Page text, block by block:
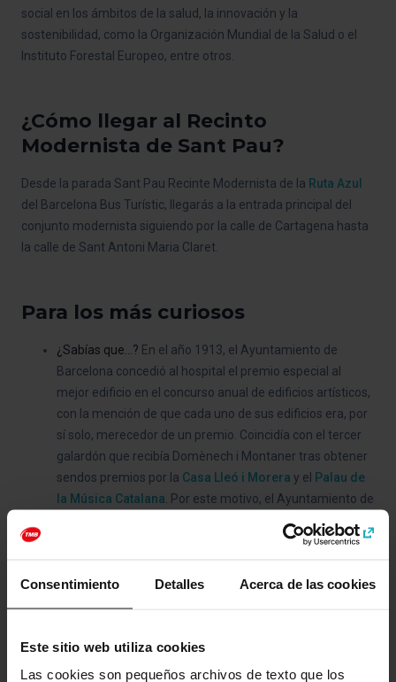
Consentimiento Detalles Acerca de las cookies
Este sitio web utiliza cookies
Las cookies son pequeños archivos de texto que los
social en los ámbitos de la salud, la innovación y la
sostenibilidad, como la Organización Mundial de la Salud o el
Instituto Forestal Europeo, entre otros.
¿Cómo llegar al Recinto
Modernista de Sant Pau?
Desde la parada Sant Pau Recinte Modernista de la Ruta Azul
del Barcelona Bus Turístic, llegarás a la entrada principal del
conjunto modernista siguiendo por la calle de Cartagena hasta
la calle de Sant Antoni Maria Claret.
Para los más curiosos
¿Sabías que...? En el año 1913, el Ayuntamiento de
Barcelona concedió al hospital el premio especial al
mejor edificio en el concurso anual de edificios artísticos,
con la mención de que cada uno de sus edificios era, por
sí solo, merecedor de un premio. Coincidía con el tercer
galardón que recibía Domènech i Montaner tras obtener
sendos premios por la Casa Lleó i Morera y el
Palau de
la Música Catalana . Por este motivo, el Ayuntamiento de
Barcelona le otorgó la Medalla de Oro de la institución.
Un programa específico de
aprender a valorar esta joya arquitectónica.
Imprescindible para: